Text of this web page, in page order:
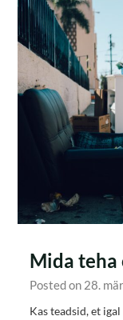
Mida teha
Posted on 28.
Kas teadsid, et